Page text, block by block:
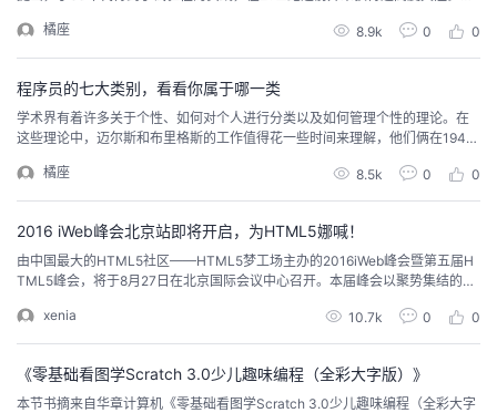
的发展思路和各执己见的激烈讨论当中。这种情形恰如盲人摸象：每个人都从
自身特定的角度来考察互动叙事。影视制作人将它看作电影形式之一；电子游
橘座 8.9k 0 0
程序员的七大类别，看看你属于哪一类
学术界有着许多关于个性、如何对个人进行分类以及如何管理个性的理论。在
这些理论中，迈尔斯和布里格斯的工作值得花一些时间来理解，他们俩在1942
尔斯-布里格斯类型指标（Myers-Briggs Type Indicator，MBTI）个性清单的
作用是，使C. G. Jung描述的心理类型理论易于理解，在生活中更实用。他们的
橘座 8.5k 0 0
2016 iWeb峰会北京站即将开启，为HTML5娜喊！
由中国最大的HTML5社区——HTML5梦工场主办的2016iWeb峰会暨第五届H
TML5峰会，将于8月27日在北京国际会议中心召开。本届峰会以聚势集结的姿
HTML5全面发展娜喊！6月4日，国内首场三大主站之一的上海已完美帷幕，参
会人员2656人，嘉宾演讲30余场，晚间攻城师嘉年华活动更是将活动推向高
xenia 10.7k 0 0
《零基础看图学Scratch 3.0少儿趣味编程（全彩大字版）》
本节书摘来自华章计算机《零基础看图学Scratch 3.0少儿趣味编程（全彩大字